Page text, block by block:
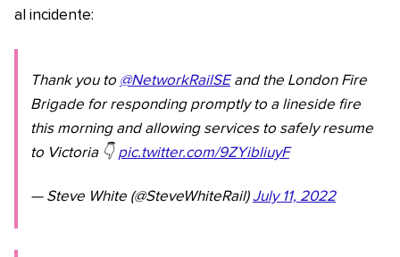
al incidente:
Thank you to @NetworkRailSEand the London Fire
Brigade for responding promptly to a lineside fire
this morning and allowing services to safely resume
to Victoria 👇 pic.twitter.com/9ZYibliuyF
— Steve White (@SteveWhiteRail)July 11, 2022